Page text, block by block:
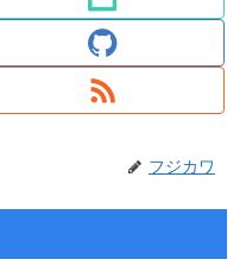
フジカワ